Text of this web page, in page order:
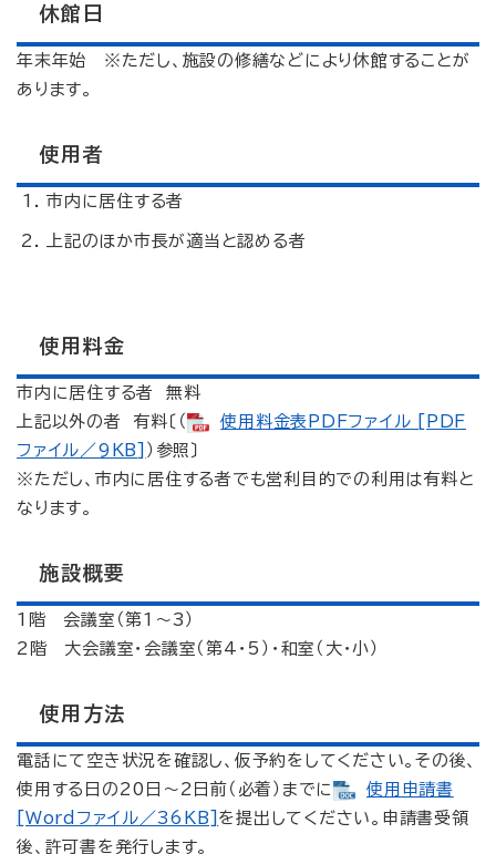
休館日
年末年始 ※ただし、施設の修繕などにより休館することが
あります。
使用者
市内に居住する者
上記のほか市長が適当と認める者
使用料金
市内に居住する者 無料
上記以外の者 有料〔（
使用料金表PDFファイル [PDF
ファイル／9KB]
）参照〕
※ただし、市内に居住する者でも営利目的での利用は有料と
なります。
施設概要
1階 会議室（第1～3）
2階 大会議室・会議室（第4・5）・和室（大・小）
使用方法
電話にて空き状況を確認し、仮予約をしてください。その後、
使用する日の20日～2日前（必着）までに
使用申請書
[Wordファイル／36KB] を提出してください。申請書受領
後、許可書を発行します。